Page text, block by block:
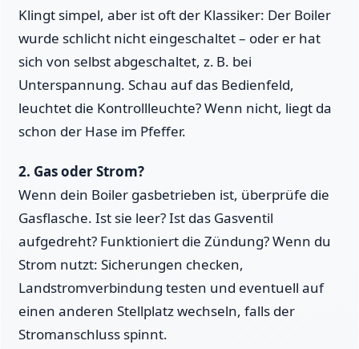
Klingt simpel, aber ist oft der Klassiker: Der Boiler
wurde schlicht nicht eingeschaltet – oder er hat
sich von selbst abgeschaltet, z. B. bei
Unterspannung. Schau auf das Bedienfeld,
leuchtet die Kontrollleuchte? Wenn nicht, liegt da
schon der Hase im Pfeffer.
2. Gas oder Strom?
Wenn dein Boiler gasbetrieben ist, überprüfe die
Gasflasche. Ist sie leer? Ist das Gasventil
aufgedreht? Funktioniert die Zündung? Wenn du
Strom nutzt: Sicherungen checken,
Landstromverbindung testen und eventuell auf
einen anderen Stellplatz wechseln, falls der
Stromanschluss spinnt.